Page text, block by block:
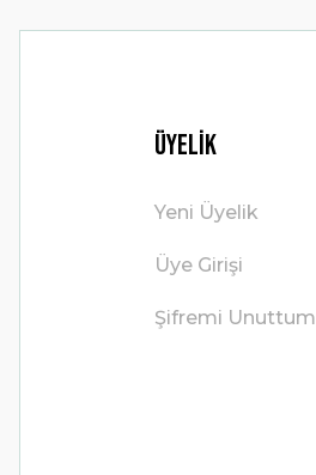
Üyelik
Yeni Üyelik
Üye Girişi
Şifremi Unuttum